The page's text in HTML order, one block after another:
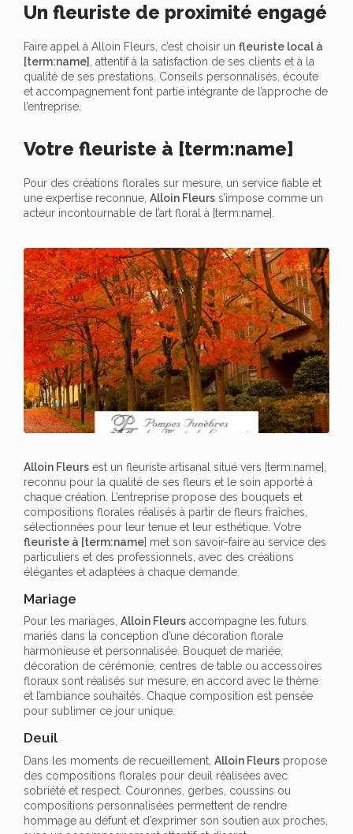
Un fleuriste de proximité engagé
Faire appel à Alloin Fleurs, c’est choisir un fleuriste local à
[term:name]
, attentif à la satisfaction de ses clients et à la
qualité de ses prestations. Conseils personnalisés, écoute
et accompagnement font partie intégrante de l’approche de
l’entreprise.
Votre fleuriste à [term:name]
Pour des créations florales sur mesure, un service fiable et
une expertise reconnue, Alloin Fleurs s’impose comme un
acteur incontournable de l’art floral à [term:name].
Alloin Fleurs est un fleuriste artisanal situé vers [term:name],
reconnu pour la qualité de ses fleurs et le soin apporté à
chaque création. L’entreprise propose des bouquets et
compositions florales réalisés à partir de fleurs fraîches,
sélectionnées pour leur tenue et leur esthétique. Votre
fleuriste à [term:name] met son savoir-faire au service des
particuliers et des professionnels, avec des créations
élégantes et adaptées à chaque demande.
Mariage
Pour les mariages, Alloin Fleurs accompagne les futurs
mariés dans la conception d’une décoration florale
harmonieuse et personnalisée. Bouquet de mariée,
décoration de cérémonie, centres de table ou accessoires
floraux sont réalisés sur mesure, en accord avec le thème
et l’ambiance souhaités. Chaque composition est pensée
pour sublimer ce jour unique.
Deuil
Dans les moments de recueillement, Alloin Fleurs propose
des compositions florales pour deuil réalisées avec
sobriété et respect. Couronnes, gerbes, coussins ou
compositions personnalisées permettent de rendre
hommage au défunt et d’exprimer son soutien aux proches,